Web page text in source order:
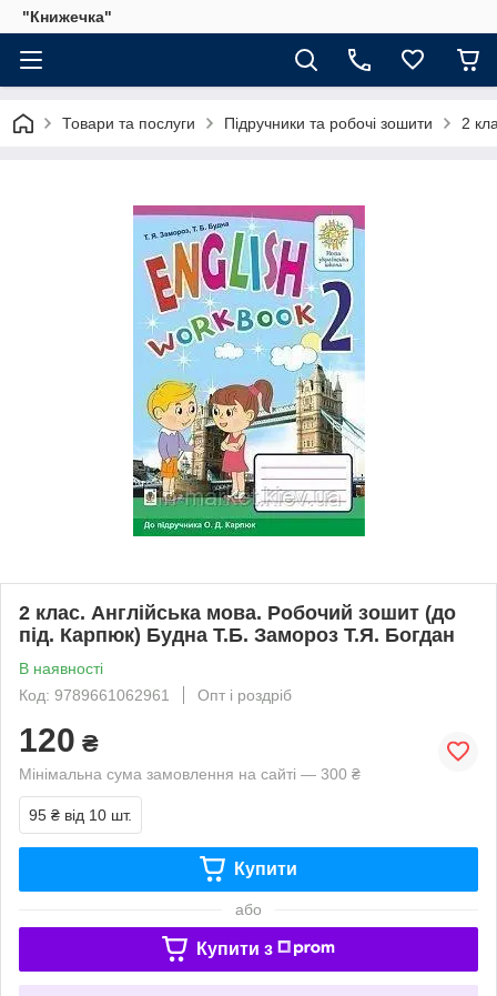
"Книжечка"
Товари та послуги Підручники та робочі зошити 2
2 клас. Англійська мова. Робочий зошит (до
під. Карпюк) Будна Т.Б. Замороз Т.Я. Богдан
В наявності
Код: 9789661062961
Опт і роздріб
120 ₴
Мінімальна сума замовлення на сайті — 300 ₴
95 ₴ від 10 шт.
Купити
або
Купити з